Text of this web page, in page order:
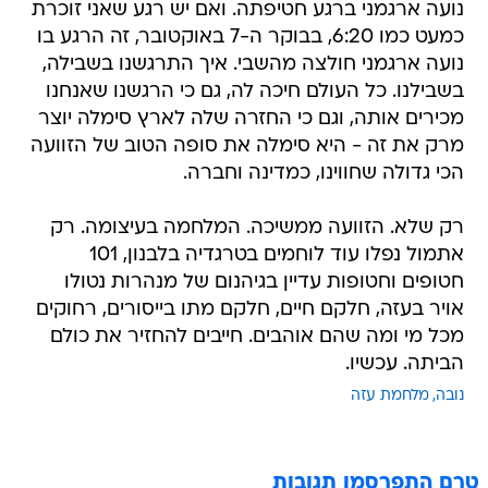
נועה ארגמני ברגע חטיפתה. ואם יש רגע שאני זוכרת
כמעט כמו 6:20, בבוקר ה-7 באוקטובר, זה הרגע בו
נועה ארגמני חולצה מהשבי. איך התרגשנו בשבילה,
בשבילנו. כל העולם חיכה לה, גם כי הרגשנו שאנחנו
מכירים אותה, וגם כי החזרה שלה לארץ סימלה יוצר
מרק את זה - היא סימלה את סופה הטוב של הזוועה
הכי גדולה שחווינו, כמדינה וחברה.
רק שלא. הזוועה ממשיכה. המלחמה בעיצומה. רק
אתמול נפלו עוד לוחמים בטרגדיה בלבנון, 101
חטופים וחטופות עדיין בגיהנום של מנהרות נטולו
אויר בעזה, חלקם חיים, חלקם מתו בייסורים, רחוקים
מכל מי ומה שהם אוהבים. חייבים להחזיר את כולם
הביתה. עכשיו.
נובה מלחמת עזה